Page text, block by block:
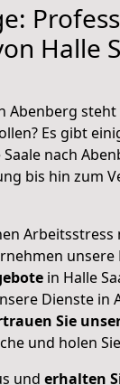
Halle
Abenberg
Es gibt
nach
bis hin zum
Arbeitsstress
in Halle
Dienste in
Sie
und holen
und erhalten